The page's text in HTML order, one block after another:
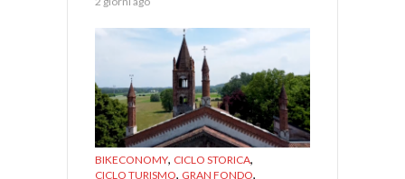
BIKECONOMY, CICLO STORICA,
CICLO TURISMO, GRAN FONDO,